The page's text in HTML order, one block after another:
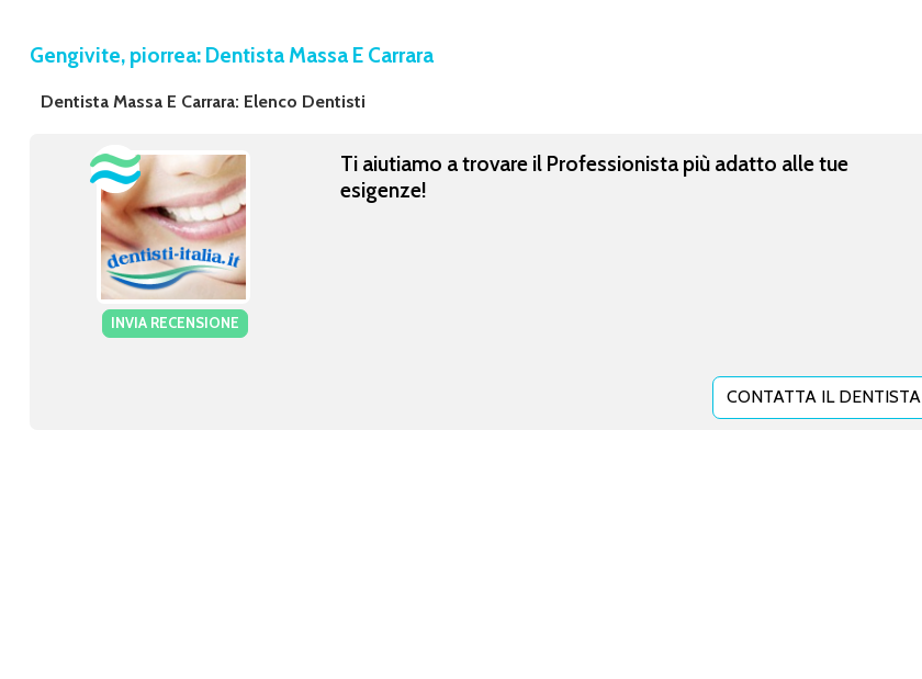
Gengivite, piorrea: Dentista Massa E Carrara
Dentista Massa E Carrara: Elenco Dentisti
INVIA RECENSIONE
Ti aiutiamo a trovare il Professionista più adatto alle tue
esigenze!
CONTATTA IL DENTISTA